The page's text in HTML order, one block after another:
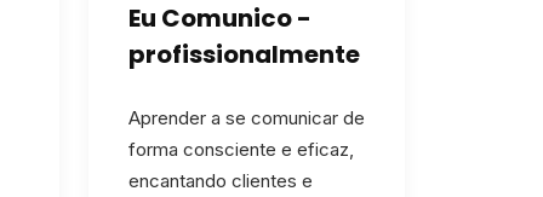
Eu Comunico -
profissionalmente
Aprender a se comunicar de
forma consciente e eficaz,
encantando clientes e